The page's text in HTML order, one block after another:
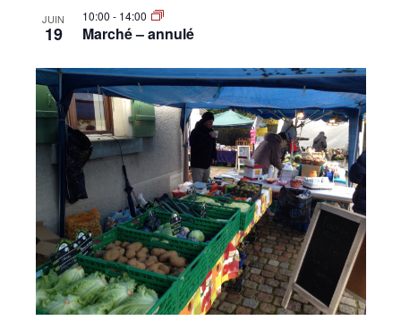
JUIN
19
10:00 - 14:00
Marché – annulé